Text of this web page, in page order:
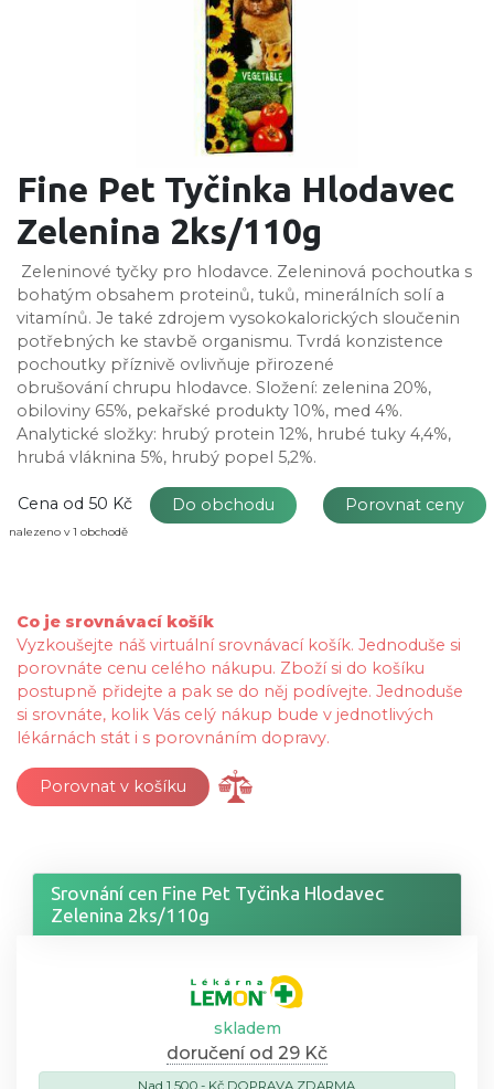
Fine Pet Tyčinka Hlodavec
Zelenina 2ks/110g
Zeleninové tyčky pro hlodavce. Zeleninová pochoutka s
bohatým obsahem proteinů, tuků, minerálních solí a
vitamínů. Je také zdrojem vysokokalorických sloučenin
potřebných ke stavbě organismu. Tvrdá konzistence
pochoutky příznivě ovlivňuje přirozené
obrušování chrupu hlodavce. Složení: zelenina 20%,
obiloviny 65%, pekařské produkty 10%, med 4%.
Analytické složky: hrubý protein 12%, hrubé tuky 4,4%,
hrubá vláknina 5%, hrubý popel 5,2%.
Cena od 50 Kč Do obchodu Porovnat ceny
nalezeno v 1 obchodě
Co je srovnávací košík
Vyzkoušejte náš virtuální srovnávací košík. Jednoduše si
porovnáte cenu celého nákupu. Zboží si do košíku
postupně přidejte a pak se do něj podívejte. Jednoduše
si srovnáte, kolik Vás celý nákup bude v jednotlivých
lékárnách stát i s porovnáním dopravy.
Porovnat v košíku
Srovnání cen Fine Pet Tyčinka Hlodavec
Zelenina 2ks/110g
skladem
doručení od 29 Kč
Nad 1 500,- Kč DOPRAVA ZDARMA.